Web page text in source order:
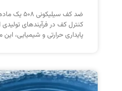
ضد کف
کنترل کف در فرآیندهای تولیدی
پایداری حرارتی و شیمیایی،